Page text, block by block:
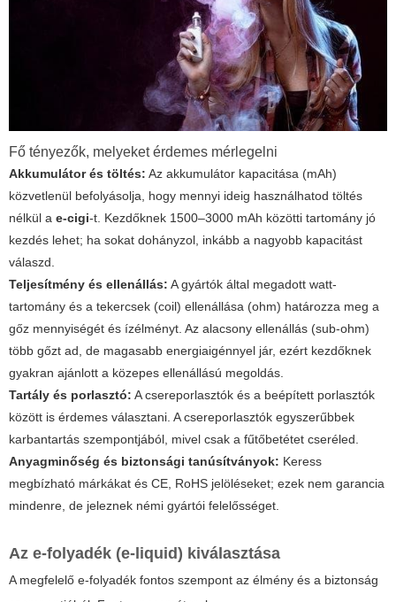
Fő tényezők, melyeket érdemes mérlegelni
Akkumulátor és töltés: Az akkumulátor kapacitása (mAh)
közvetlenül befolyásolja, hogy mennyi ideig használhatod töltés
nélkül a e-cigi-t. Kezdőknek 1500–3000 mAh közötti tartomány jó
kezdés lehet; ha sokat dohányzol, inkább a nagyobb kapacitást
válaszd.
Teljesítmény és ellenállás: A gyártók által megadott watt-
tartomány és a tekercsek (coil) ellenállása (ohm) határozza meg a
gőz mennyiségét és ízélményt. Az alacsony ellenállás (sub-ohm)
több gőzt ad, de magasabb energiaigénnyel jár, ezért kezdőknek
gyakran ajánlott a közepes ellenállású megoldás.
Tartály és porlasztó: A csereporlasztók és a beépített porlasztók
között is érdemes választani. A csereporlasztók egyszerűbbek
karbantartás szempontjából, mivel csak a fűtőbetétet cseréled.
Anyagminőség és biztonsági tanúsítványok: Keress
megbízható márkákat és CE, RoHS jelöléseket; ezek nem garancia
mindenre, de jeleznek némi gyártói felelősséget.
Az e-folyadék (e-liquid) kiválasztása
A megfelelő e-folyadék fontos szempont az élmény és a biztonság